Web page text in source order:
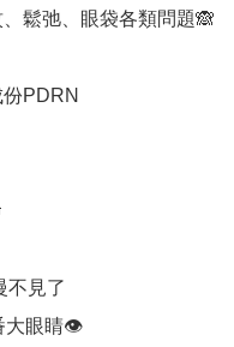
鬆弛、眼袋各類問題🙈
PDRN
不見了
大眼睛👁️